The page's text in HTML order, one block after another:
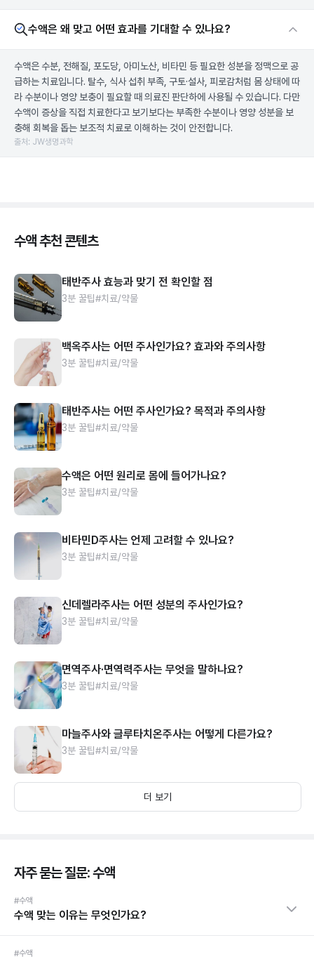
수액은 왜 맞고 어떤 효과를 기대할 수 있나요?
수액은 수분, 전해질, 포도당, 아미노산, 비타민 등 필요한 성분을 정맥으로 공
급하는 치료입니다. 탈수, 식사 섭취 부족, 구토·설사, 피로감처럼 몸 상태에 따
라 수분이나 영양 보충이 필요할 때 의료진 판단하에 사용될 수 있습니다. 다만
수액이 증상을 직접 치료한다고 보기보다는 부족한 수분이나 영양 성분을 보
충해 회복을 돕는 보조적 치료로 이해하는 것이 안전합니다.
출처: JW생명과학
수액 추천 콘텐츠
태반주사 효능과 맞기 전 확인할 점
3분 꿀팁#치료/약물
백옥주사는 어떤 주사인가요? 효과와 주의사항
3분 꿀팁#치료/약물
태반주사는 어떤 주사인가요? 목적과 주의사항
3분 꿀팁#치료/약물
수액은 어떤 원리로 몸에 들어가나요?
3분 꿀팁#치료/약물
비타민D주사는 언제 고려할 수 있나요?
3분 꿀팁#치료/약물
신데렐라주사는 어떤 성분의 주사인가요?
3분 꿀팁#치료/약물
면역주사·면역력주사는 무엇을 말하나요?
3분 꿀팁#치료/약물
마늘주사와 글루타치온주사는 어떻게 다른가요?
3분 꿀팁#치료/약물
더 보기
자주 묻는 질문: 수액
#수액
수액 맞는 이유는 무엇인가요?
#수액